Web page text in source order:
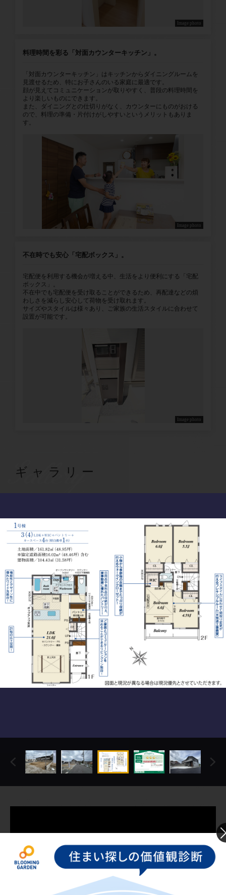
Image photo
料理時間を彩る「対面カウンターキッチン」。
「対面カウンターキッチン」はキッチンからダイニングルームを
見渡せるため、特にお子さんのいる家庭に最適です。
顔が見えてコミュニケーションが取りやすく、普段の料理時間を
より楽しいものにできます。
また、ダイニングとの仕切りがなく、カウンターにものがおける
ので、料理の準備・片付けがしやすいというメリットもありま
す。
Image photo
不在時でも安心「宅配ボックス」。
宅配便を利用する機会が増える中、生活をより便利にする「宅配
ボックス」。
不在中でも宅配便を受け取ることができるため、再配達などの煩
わしさを減らし安心して荷物を受け取れます。
サイズやスタイルは様々あり、ご家族の生活スタイルに合わせて
設置が可能です。
Image photo
ギャラリー